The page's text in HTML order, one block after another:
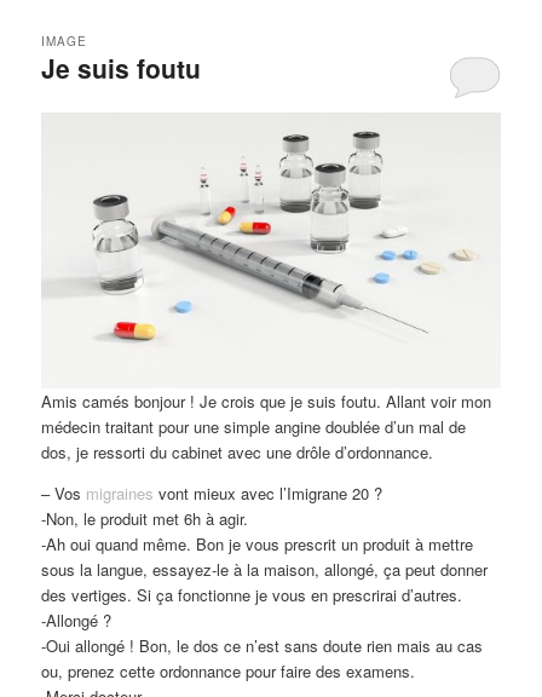
Je suis foutu
IMAGE
Amis camés bonjour ! Je crois que je suis foutu. Allant voir mon
médecin traitant pour une simple angine doublée d’un mal de
dos, je ressorti du cabinet avec une drôle d’ordonnance.
– Vos migraines vont mieux avec l’Imigrane 20 ?
-Non, le produit met 6h à agir.
-Ah oui quand même. Bon je vous prescrit un produit à mettre
sous la langue, essayez-le à la maison, allongé, ça peut donner
des vertiges. Si ça fonctionne je vous en prescrirai d’autres.
-Allongé ?
-Oui allongé ! Bon, le dos ce n’est sans doute rien mais au cas
ou, prenez cette ordonnance pour faire des examens.